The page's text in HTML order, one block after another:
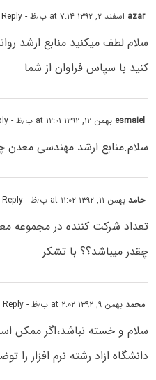
azar اسفند ۲, ۱۳۹۲ at ۷:۱۴ ب٫ظ - Reply
سلام لطف میکنید منابع ارشد
کنید با سپاس فراوان از شما
esmaiel بهمن ۱۲, ۱۳۹۲ at ۱۲:۰۱ ب٫ظ - Reply
سلام.منابع ارشد مهندسی
حامدبهمن ۱۱, ۱۳۹۲ at ۱۱:۰۲ ب٫ظ - Reply
تعداد شرکت کننده در مجموعه
چقدر میباشد؟؟ با تشکر
محمدبهمن ۹, ۱۳۹۲ at ۲:۰۲ ب٫ظ - Reply
سلام و خسته نباشد،اگر ممکن
دانشگاه ازاد رشته نرم افزار را